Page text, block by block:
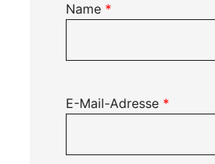
Name *
E-Mail-Adresse *